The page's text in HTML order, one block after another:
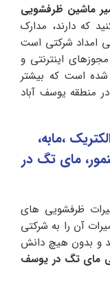
ماشین ظرفشویی
که دارند، مدارک
امداد شرکتی است
مجوزهای اینترنتی و
است که بیشتر
منطقه یوسف آباد
،مابه،
مای تگ در
ظرفشویی های
آن را به شرکتی
و بدون هیچ دانش
مای تگ در یوسف